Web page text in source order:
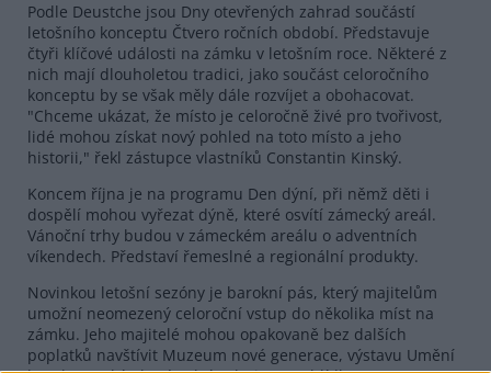
Podle Deustche jsou Dny otevřených zahrad součástí
letošního konceptu Čtvero ročních období. Představuje
čtyři klíčové události na zámku v letošním roce. Některé z
nich mají dlouholetou tradici, jako součást celoročního
konceptu by se však měly dále rozvíjet a obohacovat.
"Chceme ukázat, že místo je celoročně živé pro tvořivost,
lidé mohou získat nový pohled na toto místo a jeho
historii," řekl zástupce vlastníků Constantin Kinský.
Koncem října je na programu Den dýní, při němž děti i
dospělí mohou vyřezat dýně, které osvítí zámecký areál.
Vánoční trhy budou v zámeckém areálu o adventních
víkendech. Představí řemeslné a regionální produkty.
Novinkou letošní sezóny je barokní pás, který majitelům
umožní neomezený celoroční vstup do několika míst na
zámku. Jeho majitelé mohou opakovaně bez dalších
poplatků navštívit Muzeum nové generace, výstavu Umění